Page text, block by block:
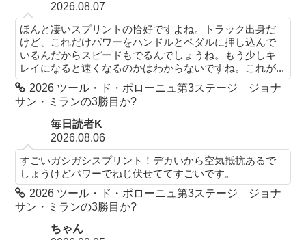
2026.08.07
ほんと凄いスプリントの恰好ですよね。トラック出身だ
けど、これだけパワーをハンドルとペダルに押し込んで
いるんだからスピードもでるんでしょうね。もう少しキ
レイになると速くなるのかはわからないですね。これが...
2026 ツール・ド・ポローニュ第3ステージ ジョナ
サン・ミランの3勝目か?
毎日読者K
2026.08.06
すごいガシガシスプリント！デカいから空気抵抗あるで
しょうけどパワーでねじ伏せててすごいです。
2026 ツール・ド・ポローニュ第3ステージ ジョナ
サン・ミランの3勝目か?
ちゃん